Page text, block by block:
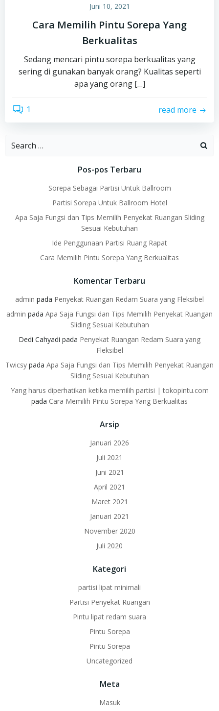
Juni 10, 2021
Cara Memilih Pintu Sorepa Yang
Berkualitas
Sedang mencari pintu sorepa berkualitas yang
sering di gunakan banyak orang? Kualitas seperti
apa yang orang […]
1 read more
Search
Pos-pos Terbaru
Sorepa Sebagai Partisi Untuk Ballroom
Partisi Sorepa Untuk Ballroom Hotel
Apa Saja Fungsi dan Tips Memilih Penyekat Ruangan Sliding
Sesuai Kebutuhan
Ide Penggunaan Partisi Ruang Rapat
Cara Memilih Pintu Sorepa Yang Berkualitas
Komentar Terbaru
admin pada Penyekat Ruangan Redam Suara yang Fleksibel
admin pada Apa Saja Fungsi dan Tips Memilih Penyekat Ruangan
Sliding Sesuai Kebutuhan
Dedi Cahyadi pada Penyekat Ruangan Redam Suara yang
Fleksibel
Twicsy pada Apa Saja Fungsi dan Tips Memilih Penyekat Ruangan
Sliding Sesuai Kebutuhan
Yang harus diperhatikan ketika memilih partisi | tokopintu.com
pada Cara Memilih Pintu Sorepa Yang Berkualitas
Arsip
Januari 2026
Juli 2021
Juni 2021
April 2021
Maret 2021
Januari 2021
November 2020
Juli 2020
Kategori
partisi lipat minimali
Partisi Penyekat Ruangan
Pintu lipat redam suara
Pintu Sorepa
Pintu Sorepa
Uncategorized
Meta
Masuk